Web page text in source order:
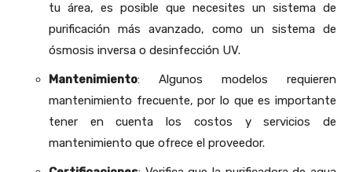
tu área, es posible que necesites un sistema de
purificación más avanzado, como un sistema de
ósmosis inversa o desinfección UV.
Mantenimiento: Algunos modelos requieren
mantenimiento frecuente, por lo que es importante
tener en cuenta los costos y servicios de
mantenimiento que ofrece el proveedor.